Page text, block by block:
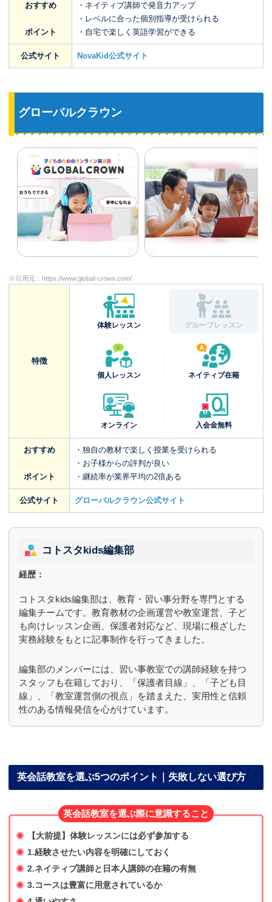
おすすめ
ポイント
・ネイティブ講師で発音力アップ
・レベルに合った個別指導が受けられる
・自宅で楽しく英語学習ができる
公式サイト NovaKid公式サイト
グローバルクラウン
※引用元： https://www.global-crown.com/
特徴
体験レッスン グループレッスン
個人レッスン ネイティブ在籍
オンライン 入会金無料
おすすめ
ポイント
・独自の教材で楽しく授業を受けられる
・お子様からの評判が良い
・継続率が業界平均の2倍ある
公式サイト グローバルクラウン公式サイト
コトスタkids編集部
経歴：
コトスタkids編集部は、教育・習い事分野を専門とする
編集チームです。教育教材の企画運営や教室運営、子ど
も向けレッスン企画、保護者対応など、現場に根ざした
実務経験をもとに記事制作を行ってきました。
編集部のメンバーには、習い事教室での講師経験を持つ
スタッフも在籍しており、「保護者目線」、「子ども目
線」、「教室運営側の視点」を踏まえた、実用性と信頼
性のある情報発信を心がけています。
英会話教室を選ぶ5つのポイント｜失敗しない選び方
英会話教室を選ぶ際に意識すること
【大前提】体験レッスンには必ず参加する
1.経験させたい内容を明確にしておく
2.ネイティブ講師と日本人講師の在籍の有無
3.コースは豊富に用意されているか